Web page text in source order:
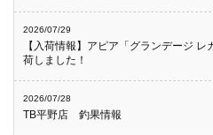
2026/07/29
【入荷情報】アピア「グランデージ
荷しました！
2026/07/28
TB平野店 釣果情報